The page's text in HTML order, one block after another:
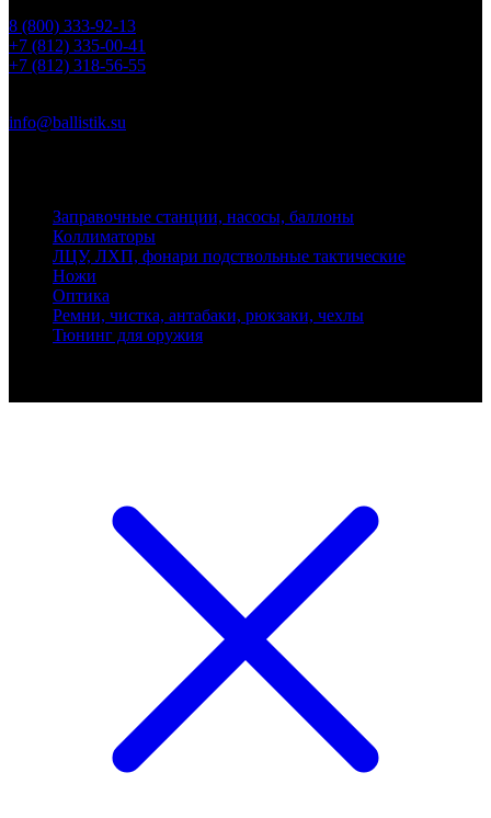
8 (800) 333-92-13
+7 (812) 335-00-41
+7 (812) 318-56-55
info@ballistik.su
Заправочные станции, насосы, баллоны
Коллиматоры
ЛЦУ, ЛХП, фонари подствольные тактические
Ножи
Оптика
Ремни, чистка, антабаки, рюкзаки, чехлы
Тюнинг для оружия